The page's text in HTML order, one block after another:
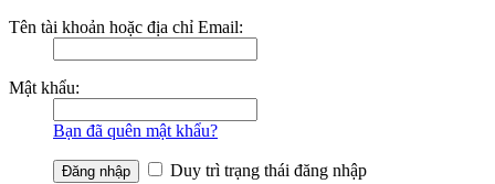
Tên tài khoản hoặc địa chỉ Email:
Mật khẩu:
Bạn đã quên mật khẩu?
Duy trì trạng thái đăng nhập